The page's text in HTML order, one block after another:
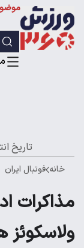
تاریخ
خانه فوتبال ایران
مذاکرات